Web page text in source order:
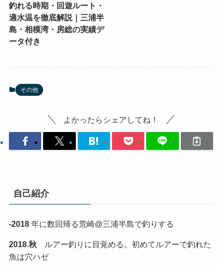
釣れる時期・回遊ルート・
適水温を徹底解説｜三浦半
島・相模湾・房総の実績デ
ータ付き
その他
よかったらシェアしてね！
自己紹介
-2018年に数回帰る荒崎@三浦半島で釣りする
2018.秋ルアー釣りに目覚める。初めてルアーで釣れた
魚は穴ハゼ